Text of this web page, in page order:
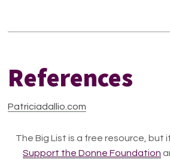
References
Patriciadallio.com
The Big List is a free resource, but
Support the Donne Foundation